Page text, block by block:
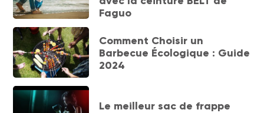
Faguo
Comment Choisir un
Barbecue Écologique : Guide
2024
Le meilleur sac de frappe